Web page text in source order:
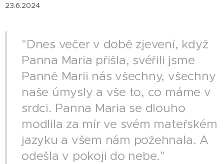
23.6.2024
"Dnes večer v době zjevení, když
Panna Maria přišla, svéřili jsme
Panně Marii nás všechny, všechny
naše úmysly a vše to, co máme v
srdci. Panna Maria se dlouho
modlila za mír ve svém mateřském
jazyku a všem nám požehnala. A
odešla v pokoji do nebe."